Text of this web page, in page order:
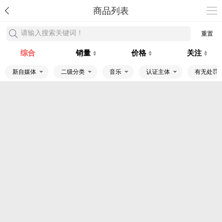
商品列表
请输入搜索关键词！ 重置
综合 销量 价格 关注
新自媒体 二级分类 音乐 认证主体 有无处罚